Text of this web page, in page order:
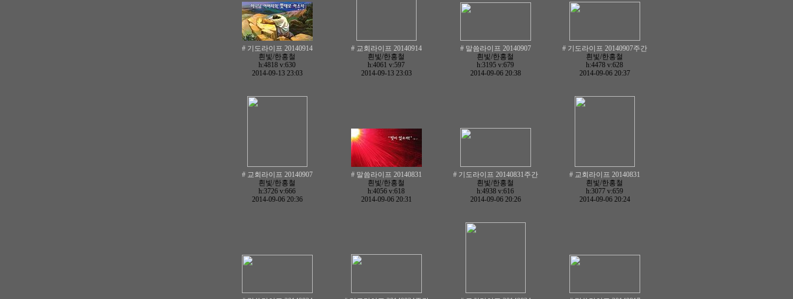
# 기도라이프 20140914
흰빛/한홍철
h:4818 v:630
2014-09-13 23:03
# 교회라이프 20140914
흰빛/한홍철
h:4061 v:597
2014-09-13 23:03
# 말씀라이프 20140907
흰빛/한홍철
h:3195 v:679
2014-09-06 20:38
# 기도라이프 20140907주간
흰빛/한홍철
h:4478 v:628
2014-09-06 20:37
# 교회라이프 20140907
흰빛/한홍철
h:3726 v:666
2014-09-06 20:36
# 말씀라이프 20140831
흰빛/한홍철
h:4056 v:618
2014-09-06 20:31
# 기도라이프 20140831주간
흰빛/한홍철
h:4938 v:616
2014-09-06 20:26
# 교회라이프 20140831
흰빛/한홍철
h:3077 v:659
2014-09-06 20:24